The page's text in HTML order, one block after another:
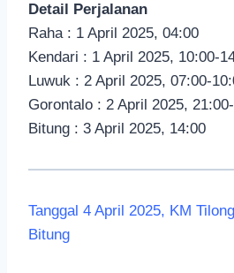
Detail Perjalanan
Raha : 1 April 2025, 04:00
Kendari : 1 April 2025, 10:00-
Luwuk : 2 April 2025, 07:00-
Gorontalo : 2 April 2025,
Bitung : 3 April 2025, 14:00
Tanggal 4 April 2025, KM
Bitung